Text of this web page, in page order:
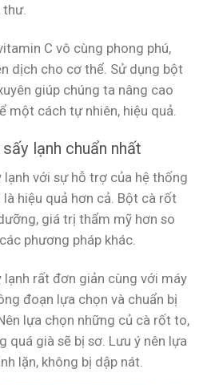
C vô cùng phong phú,
dịch cho cơ thể. Sử dụng bột
giúp chúng ta nâng cao
một cách tự nhiên, hiệu quả.
lạnh chuẩn nhất
với sự hỗ trợ của hệ thống
hiệu quả hơn cả. Bột cà rốt
giá trị thẩm mỹ hơn so
phương pháp khác.
rất đơn giản cùng với máy
đoạn lựa chọn và chuẩn bị
lựa chọn những củ cà rốt to,
quá già sẽ bị sơ. Lưu ý nên lựa
lặn, không bị dập nát.